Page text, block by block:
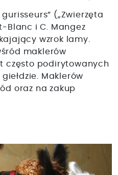
(„Zwierzęta
Blanc i C. Mangez
wzrok lamy.
maklerów
często podirytowanych
Maklerów
oraz na zakup